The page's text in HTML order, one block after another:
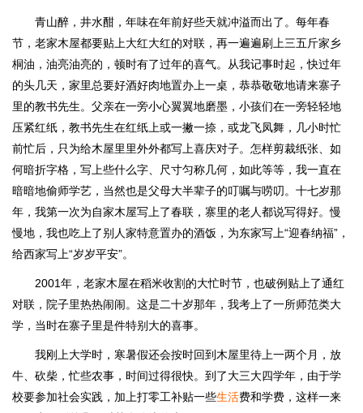
青山醉，井水酣，年味在年前好些天就冲溢而出了。每年春
节，老家木屋都要贴上大红大红的对联，再一遍遍刷上三五斤家乡
桐油，油亮油亮的，顿时有了过年的喜气。从我记事时起，快过年
的头几天，家里总要好酒好肉地置办上一桌，恭恭敬敬地请来寨子
里的教书先生。父亲在一旁小心翼翼地磨墨，小孩们在一旁轻轻地
压紧红纸，教书先生在红纸上或一撇一捺，或龙飞凤舞，几小时忙
前忙后，只为给木屋里里外外都写上喜庆对子。怎样剪裁纸张、如
何暗折字格，写上些什么字、尺寸匀称几何，如此等等，我一直在
暗暗地偷师学艺，当然也是父母大半辈子的叮嘱与唠叨。十七岁那
年，我第一次为自家木屋写上了春联，寨里的老人都说写得好。慢
慢地，我也吃上了别人家特意置办的酒饭，为东家写上“迎春纳福”，
给西家写上“岁岁平安”。
2001年，老家木屋在稻米收割的大忙时节，也破例贴上了通红
对联，院子里热热闹闹。这是二十岁那年，我考上了一所师范类大
学，当时在寨子里是件特别大的喜事。
我刚上大学时，寒暑假还会按时回到木屋里待上一两个月，放
牛、砍柴，忙些农事，时间过得很快。到了大三大四学年，由于学
校要参加社会实践，加上打零工补贴一些生活费和学费，这样一来